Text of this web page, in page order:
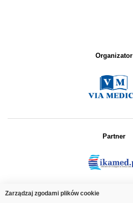
Organizator
Partner
Zarządzaj zgodami plików cookie